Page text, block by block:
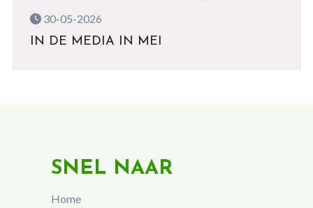
30-05-2026
IN DE MEDIA IN MEI
SNEL NAAR
Home